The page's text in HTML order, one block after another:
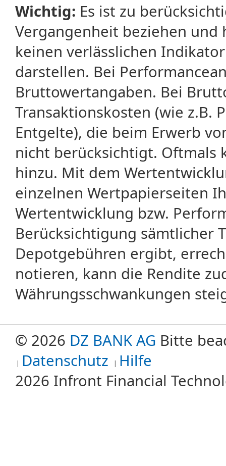
Wichtig: Es ist zu
Vergangenheit beziehen
keinen verlässlichen
darstellen. Bei
Bruttowertangaben. Bei
Transaktionskosten (wie z.B.
Entgelte), die beim Erwerb
nicht berücksichtigt. Oftmals
hinzu. Mit dem
einzelnen Wertpapierseiten
Wertentwicklung bzw.
Berücksichtigung sämtlicher
Depotgebühren ergibt,
notieren, kann die Rendite
Währungsschwankungen
© 2026 DZ BANK AG Bitte
Datenschutz Hilfe
2026 Infront Financial